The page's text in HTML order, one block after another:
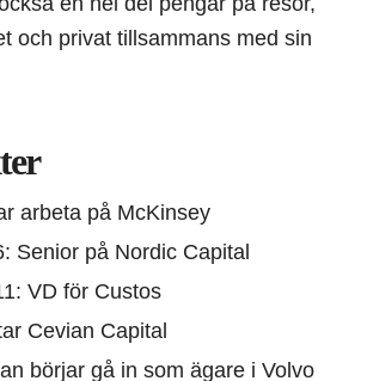
och privat tillsammans med sin
arbeta på McKinsey
Senior på Nordic Capital
VD för Custos
Cevian Capital
börjar gå in som ägare i Volvo